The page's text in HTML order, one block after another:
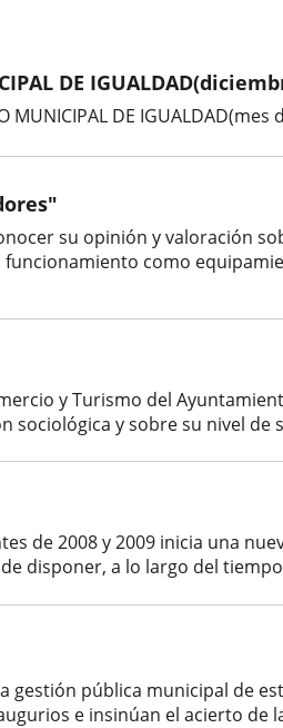
DE
MUNICIPAL DE
su opinión y valoración
como
y Turismo del
y sobre su nivel
de 2008 y 2009 inicia una
disponer, a lo largo del
pública municipal de
e insinúan el acierto de